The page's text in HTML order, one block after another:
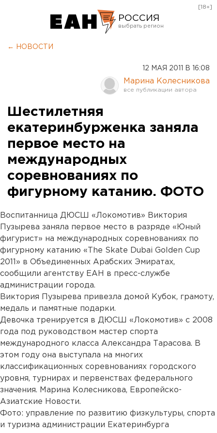
РОССИЯ
Оренбург
[18+]
← НОВОСТИ
12 МАЯ 2011 В 16:08
Марина Колесникова
Шестилетняя
екатеринбурженка заняла
первое место на
международных
соревнованиях по
фигурному катанию. ФОТО
Воспитанница ДЮСШ «Локомотив» Виктория
Пузырева заняла первое место в разряде «Юный
фигурист» на международных соревнованиях по
фигурному катанию «The Skate Dubai Golden Cup
2011» в Объединенных Арабских Эмиратах,
сообщили агентству ЕАН в пресс-службе
администрации города.
Виктория Пузырева привезла домой Кубок, грамоту,
медаль и памятные подарки.
Девочка тренируется в ДЮСШ «Локомотив» с 2008
года под руководством мастер спорта
международного класса Александра Тарасова. В
этом году она выступала на многих
классификационных соревнованиях городского
уровня, турнирах и первенствах федерального
значения. Марина Колесникова, Европейско-
Азиатские Новости.
Фото: управление по развитию физкультуры, спорта
и туризма администрации Екатеринбурга